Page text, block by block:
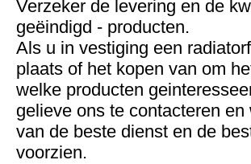
Verzeker de levering en de
geëindigd - producten.
Als u in vestiging een
plaats of het kopen van om
welke producten
gelieve ons te contacteren en
van de beste dienst en de
voorzien.